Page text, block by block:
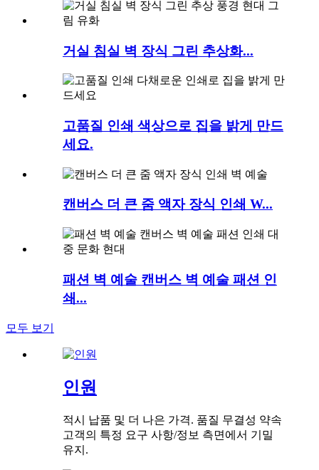
거실 침실 벽 장식 그린 추상화...
고품질 인쇄 색상으로 집을 밝게 만드
세요.
캔버스 더 큰 줌 액자 장식 인쇄 W...
패션 벽 예술 캔버스 벽 예술 패션 인
쇄...
모두 보기
인원
적시 납품 및 더 나은 가격. 품질 무결성 약속
고객의 특정 요구 사항/정보 측면에서 기밀
유지.